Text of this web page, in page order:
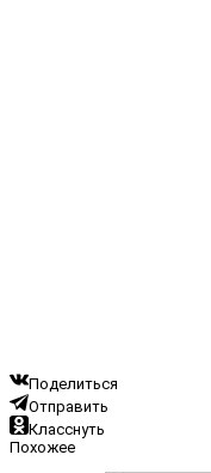
Поделиться
Отправить
Класснуть
Похожее